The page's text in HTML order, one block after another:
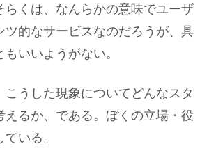
らくは、なんらかの意味でユーザ
ツ的なサービスなのだろうが、具
いいようがない。
こうした現象についてどんなスタ
えるか、である。ぼくの立場・役
いる。